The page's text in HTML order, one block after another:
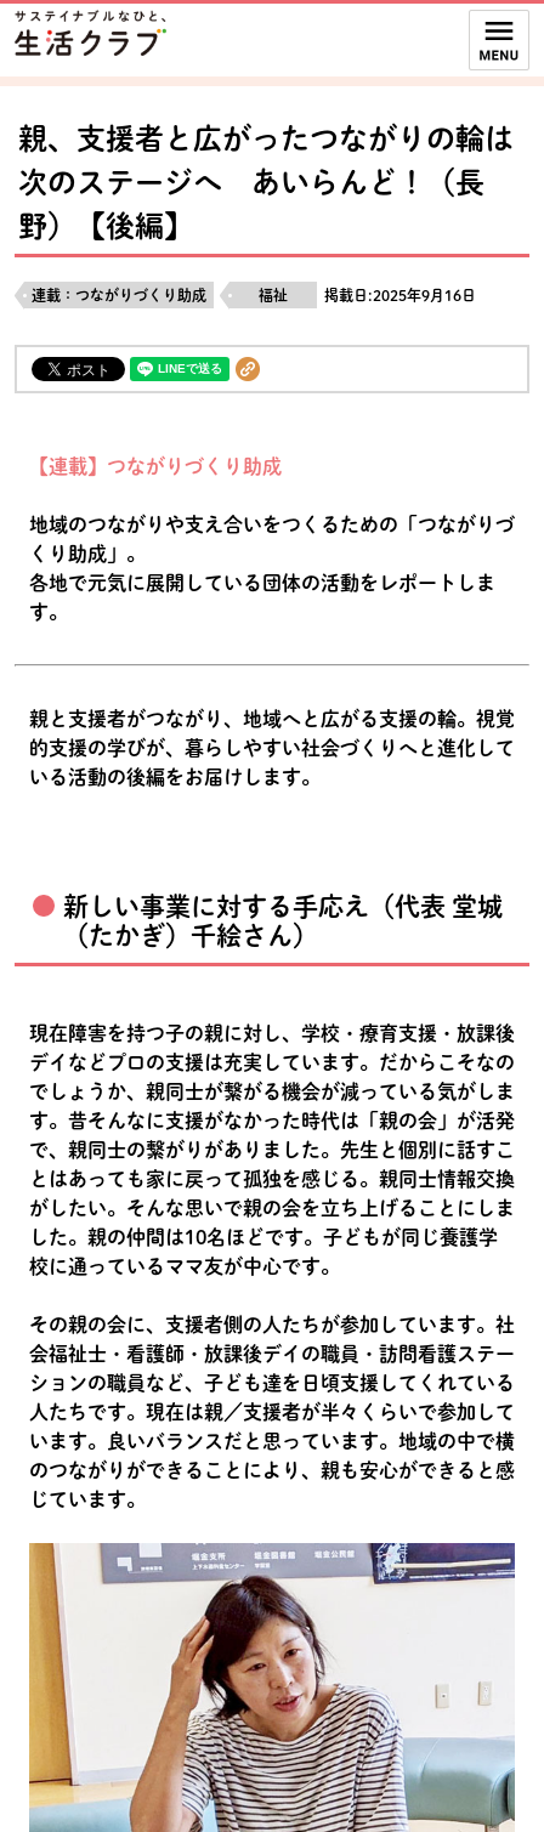
ページの先頭です。
本文へジャンプする。
ここからサイト内共通メニューです。
サイト内共通メニューをスキップする
サイト内共通メニューここまで。
親、支援者と広がったつながりの輪は
次のステージへ あいらんど！（長
野）【後編】
連載：つながりづくり助成 福祉 掲載日:2025年9月16日
【連載】つながりづくり助成
地域のつながりや支え合いをつくるための「つながりづ
くり助成」。
各地で元気に展開している団体の活動をレポートしま
す。
親と支援者がつながり、地域へと広がる支援の輪。視覚
的支援の学びが、暮らしやすい社会づくりへと進化して
いる活動の後編をお届けします。
新しい事業に対する手応え（代表 堂城
（たかぎ）千絵さん）
現在障害を持つ子の親に対し、学校・療育支援・放課後
デイなどプロの支援は充実しています。だからこそなの
でしょうか、親同士が繋がる機会が減っている気がしま
す。昔そんなに支援がなかった時代は「親の会」が活発
で、親同士の繋がりがありました。先生と個別に話すこ
とはあっても家に戻って孤独を感じる。親同士情報交換
がしたい。そんな思いで親の会を立ち上げることにしま
した。親の仲間は10名ほどです。子どもが同じ養護学
校に通っているママ友が中心です。
その親の会に、支援者側の人たちが参加しています。社
会福祉士・看護師・放課後デイの職員・訪問看護ステー
ションの職員など、子ども達を日頃支援してくれている
人たちです。現在は親／支援者が半々くらいで参加して
います。良いバランスだと思っています。地域の中で横
のつながりができることにより、親も安心ができると感
じています。